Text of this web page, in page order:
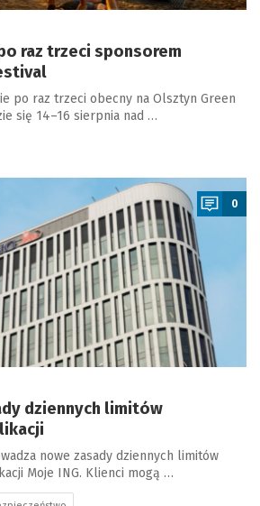
raz trzeci sponsorem
po raz trzeci obecny na Olsztyn Green
się 14–16 sierpnia nad …
0
dziennych limitów
nowe zasady dziennych limitów
Moje ING. Klienci mogą …